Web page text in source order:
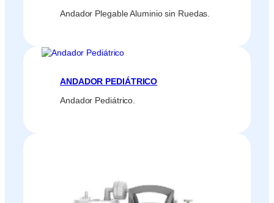
Andador Plegable Aluminio sin Ruedas.
ANDADOR PEDIÁTRICO
Andador Pediátrico.